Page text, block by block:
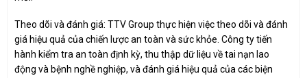
Theo dõi và đánh giá: TTV Group thực hiện việc theo dõi và đánh
giá hiệu quả của chiến lược an toàn và sức khỏe. Công ty tiến
hành kiểm tra an toàn định kỳ, thu thập dữ liệu về tai nạn lao
động và bệnh nghề nghiệp, và đánh giá hiệu quả của các biện